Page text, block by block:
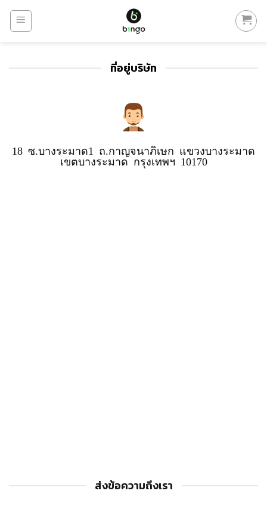
Skip
ที่อยู่บริษัท
18 ซ.บางระมาด1 ถ.กาญจนาภิเษก แขวงบางระมาด
เขตบางระมาด กรุงเทพฯ 10170
ส่งข้อความถึงเรา